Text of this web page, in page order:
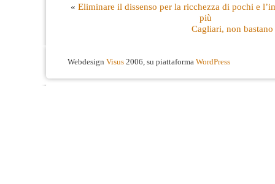
« Eliminare il dissenso per la ricchezza di pochi e
più
Cagliari, non
Webdesign Visus 2006, su piattaforma WordPress